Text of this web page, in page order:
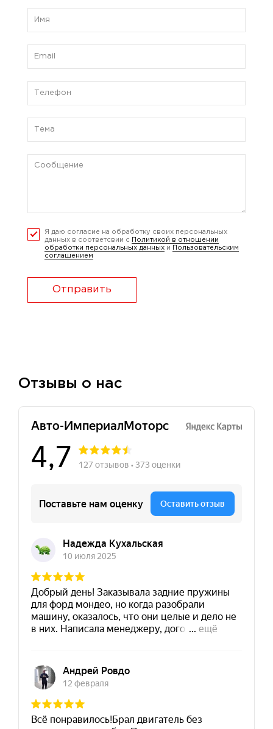
Я даю согласие на обработку своих персональных
данных в соответсвии с
Политикой в отношении
обработки персональных данных и
Пользовательским
соглашением
Отправить
Отзывы о нас